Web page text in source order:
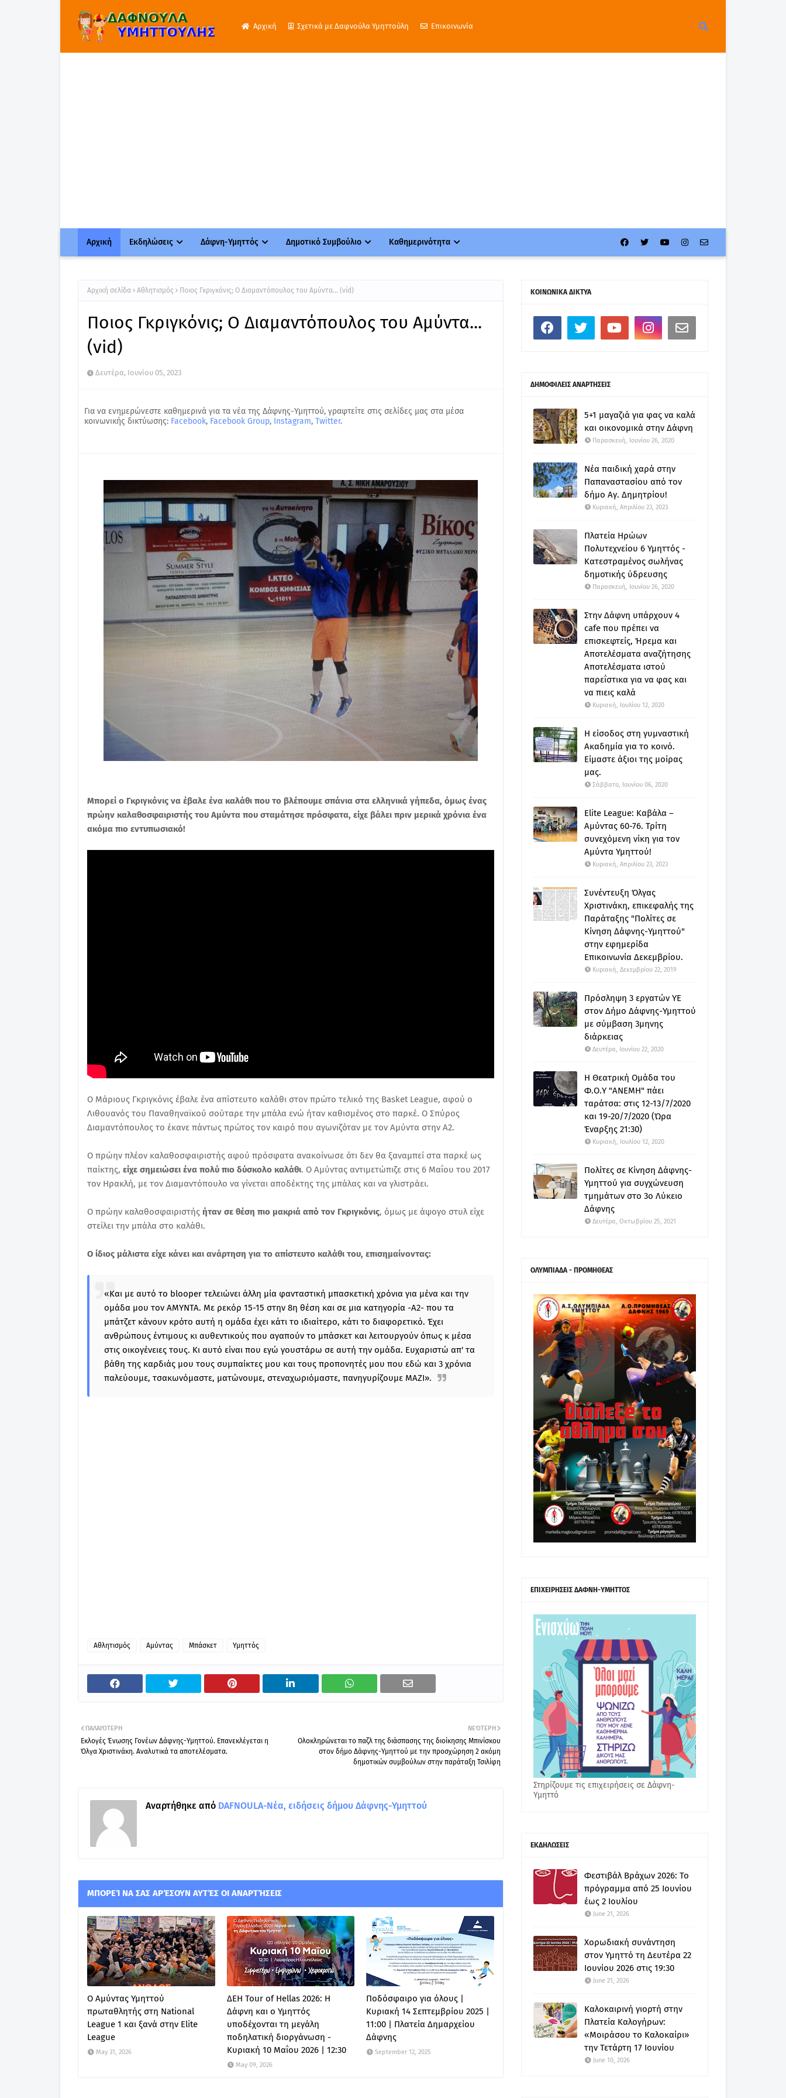
Αρχική Σχετικά με Δαφνούλα Υμηττούλη Επικοινωνία
Αρχική Εκδηλώσεις Δάφνη-Υμηττός Δημοτικό Συμβούλιο Καθημερινότητα
Αρχική σελίδα Αθλητισμός Ποιος Γκριγκόνις; Ο Διαμαντόπουλος του Αμύντα... (vid)
Ποιος Γκριγκόνις; Ο Διαμαντόπουλος του Αμύντα...
(vid)
Δευτέρα, Ιουνίου 05, 2023
Για να ενημερώνεστε καθημερινά για τα νέα της Δάφνης-Υμηττού, γραφτείτε στις σελίδες μας στα μέσα
κοινωνικής δικτύωσης: Facebook, Facebook Group, Instagram, Twitter.
Μπορεί ο Γκριγκόνις να έβαλε ένα καλάθι που το βλέπουμε σπάνια στα ελληνικά γήπεδα, όμως ένας
πρώην καλαθοσφαιριστής του Αμύντα που σταμάτησε πρόσφατα, είχε βάλει πριν μερικά χρόνια ένα
ακόμα πιο εντυπωσιακό!
Ο Μάριους Γκριγκόνις έβαλε ένα απίστευτο καλάθι στον πρώτο τελικό της Basket League, αφού ο
Λιθουανός του Παναθηναϊκού σούταρε την μπάλα ενώ ήταν καθισμένος στο παρκέ. Ο Σπύρος
Διαμαντόπουλος το έκανε πάντως πρώτος τον καιρό που αγωνιζόταν με τον Αμύντα στην Α2.
Ο πρώην πλέον καλαθοσφαιριστής αφού πρόσφατα ανακοίνωσε ότι δεν θα ξαναμπεί στα παρκέ ως
παίκτης, είχε σημειώσει ένα πολύ πιο δύσκολο καλάθι. Ο Αμύντας αντιμετώπιζε στις 6 Μαΐου του 2017
τον Ηρακλή, με τον Διαμαντόπουλο να γίνεται αποδέκτης της μπάλας και να γλιστράει.
Ο πρώην καλαθοσφαιριστής ήταν σε θέση πιο μακριά από τον Γκριγκόνις, όμως με άψογο στυλ είχε
στείλει την μπάλα στο καλάθι.
Ο ίδιος μάλιστα είχε κάνει και ανάρτηση για το απίστευτο καλάθι του, επισημαίνοντας:
«Και με αυτό το blooper τελειώνει άλλη μία φανταστική μπασκετική χρόνια για μένα και την
ομάδα μου τον ΑΜΥΝΤΑ. Με ρεκόρ 15-15 στην 8η θέση και σε μια κατηγορία -A2- που τα
μπάτζετ κάνουν κρότο αυτή η ομάδα έχει κάτι το ιδιαίτερο, κάτι το διαφορετικό. Έχει
ανθρώπους έντιμους κι αυθεντικούς που αγαπούν το μπάσκετ και λειτουργούν όπως κ μέσα
στις οικογένειες τους. Κι αυτό είναι που εγώ γουστάρω σε αυτή την ομάδα. Ευχαριστώ απ' τα
βάθη της καρδιάς μου τους συμπαίκτες μου και τους προπονητές μου που εδώ και 3 χρόνια
παλεύουμε, τσακωνόμαστε, ματώνουμε, στεναχωριόμαστε, πανηγυρίζουμε ΜΑΖΙ».
Αθλητισμός Αμύντας Μπάσκετ Υμηττός
ΝΕΌΤΕΡΗ
Ολοκληρώνεται το παζλ της διάσπασης της διοίκησης Μπινίσκου
στον δήμο Δάφνης-Υμηττού με την προσχώρηση 2 ακόμη
δημοτικών συμβούλων στην παράταξη Τσιλίφη
ΠΑΛΑΙΌΤΕΡΗ
Εκλογές Ένωσης Γονέων Δάφνης-Υμηττού. Επανεκλέγεται η
Όλγα Χριστινάκη. Αναλυτικά τα αποτελέσματα.
Αναρτήθηκε από DAFNOULA-Νέα, ειδήσεις δήμου Δάφνης-Υμηττού
ΜΠΟΡΕΊ ΝΑ ΣΑΣ ΑΡΈΣΟΥΝ ΑΥΤΈΣ ΟΙ ΑΝΑΡΤΉΣΕΙΣ
Ο Αμύντας Υμηττού
πρωταθλητής στη National
League 1 και ξανά στην Elite
League
May 31, 2026
ΔΕΗ Tour of Hellas 2026: Η
Δάφνη και ο Υμηττός
υποδέχονται τη μεγάλη
ποδηλατική διοργάνωση -
Κυριακή 10 Μαΐου 2026 | 12:30
May 09, 2026
Ποδόσφαιρο για όλους |
Κυριακή 14 Σεπτεμβρίου 2025 |
11:00 | Πλατεία Δημαρχείου
Δάφνης
September 12, 2025
ΚΟΙΝΩΝΙΚΑ ΔΙΚΤΥΑ
ΔΗΜΟΦΙΛΕΙΣ ΑΝΑΡΤΗΣΕΙΣ
5+1 μαγαζιά για φας να καλά
και οικονομικά στην Δάφνη
Παρασκευή, Ιουνίου 26, 2020
Νέα παιδική χαρά στην
Παπαναστασίου από τον
δήμο Αγ. Δημητρίου!
Κυριακή, Απριλίου 23, 2023
Πλατεία Ηρώων
Πολυτεχνείου 6 Υμηττός -
Κατεστραμένος σωλήνας
δημοτικής ύδρευσης
Παρασκευή, Ιουνίου 26, 2020
Στην Δάφνη υπάρχουν 4
cafe που πρέπει να
επισκεφτείς, Ήρεμα και
Αποτελέσματα αναζήτησης
Αποτελέσματα ιστού
παρεΐστικα για να φας και
να πιεις καλά
Κυριακή, Ιουλίου 12, 2020
Η είσοδος στη γυμναστική
Ακαδημία για το κοινό.
Είμαστε άξιοι της μοίρας
μας.
Σάββατο, Ιουνίου 06, 2020
Elite League: Καβάλα –
Αμύντας 60-76. Τρίτη
συνεχόμενη νίκη για τον
Αμύντα Υμηττού!
Κυριακή, Απριλίου 23, 2023
Συνέντευξη Όλγας
Χριστινάκη, επικεφαλής της
Παράταξης "Πολίτες σε
Κίνηση Δάφνης-Υμηττού"
στην εφημερίδα
Επικοινωνία Δεκεμβρίου.
Κυριακή, Δεκεμβρίου 22, 2019
Πρόσληψη 3 εργατών ΥΕ
στον Δήμο Δάφνης-Υμηττού
με σύμβαση 3μηνης
διάρκειας
Δευτέρα, Ιουνίου 22, 2020
Η Θεατρική Ομάδα του
Φ.Ο.Υ "ΑΝΕΜΗ" πάει
ταράτσα: στις 12-13/7/2020
και 19-20/7/2020 (Ώρα
Έναρξης 21:30)
Κυριακή, Ιουλίου 12, 2020
Πολίτες σε Κίνηση Δάφνης-
Υμηττού για συγχώνευση
τμημάτων στο 3ο Λύκειο
Δάφνης
Δευτέρα, Οκτωβρίου 25, 2021
ΟΛΥΜΠΙΑΔΑ - ΠΡΟΜΗΘΕΑΣ
ΕΠΙΧΕΙΡΗΣΕΙΣ ΔΑΦΝΗ-ΥΜΗΤΤΟΣ
Στηρίζουμε τις επιχειρήσεις σε Δάφνη-
Υμηττό
ΕΚΔΗΛΩΣΕΙΣ
Φεστιβάλ Βράχων 2026: Το
πρόγραμμα από 25 Ιουνίου
έως 2 Ιουλίου
June 21, 2026
Χορωδιακή συνάντηση
στον Υμηττό τη Δευτέρα 22
Ιουνίου 2026 στις 19:30
June 21, 2026
Καλοκαιρινή γιορτή στην
Πλατεία Καλογήρων:
«Μοιράσου το Καλοκαίρι»
την Τετάρτη 17 Ιουνίου
June 10, 2026